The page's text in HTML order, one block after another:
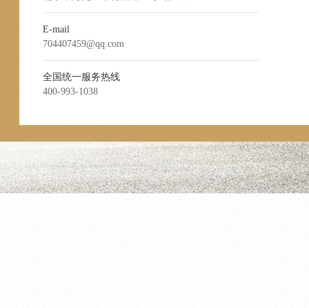
E-mail
704407459@qq.com
全国统一服务热线
400-993-1038